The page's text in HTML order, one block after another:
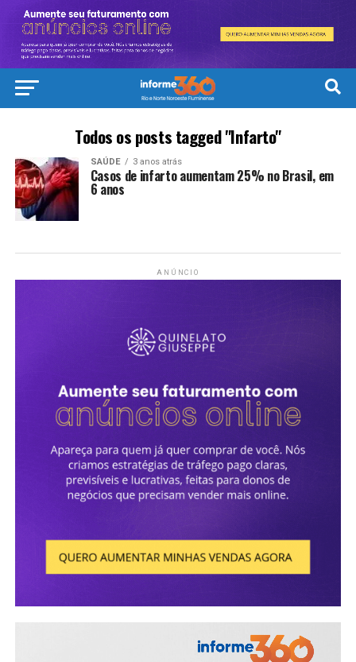
Todos os posts tagged "Infarto"
SAÚDE 3 anos atrás
Casos de infarto aumentam 25% no Brasil, em
6 anos
ANÚNCIO